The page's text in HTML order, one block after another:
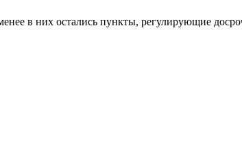
в них остались пункты, регулирующие